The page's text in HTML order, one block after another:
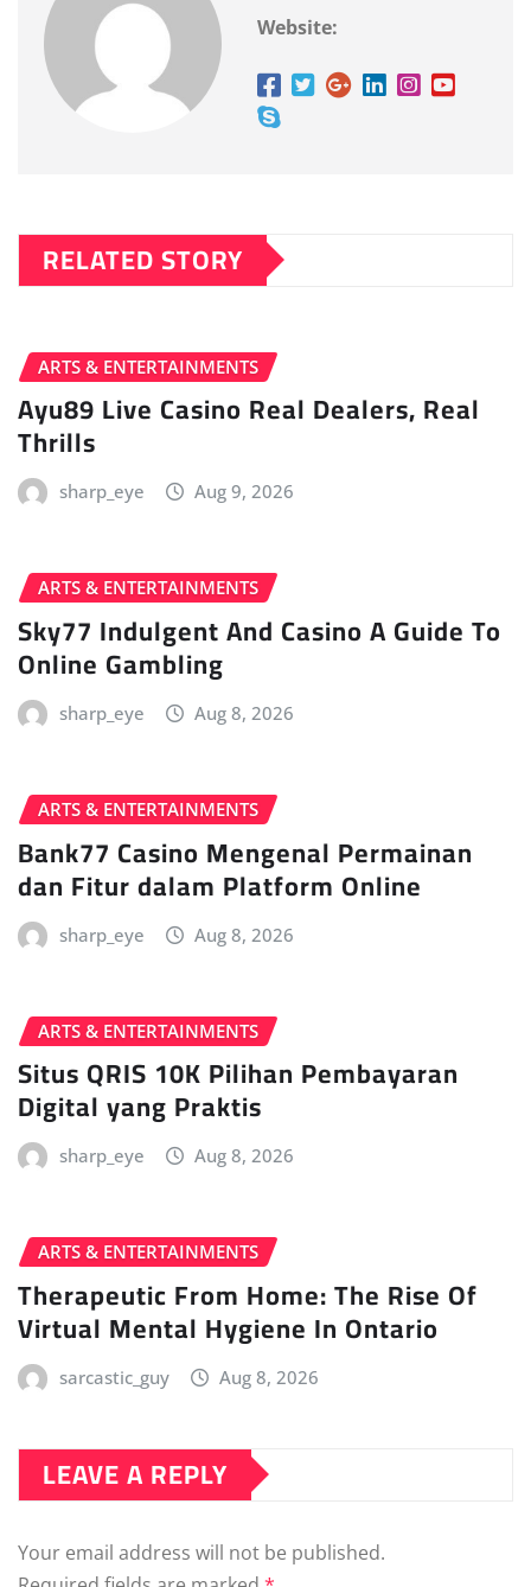
Website:
RELATED STORY
ARTS & ENTERTAINMENTS
Ayu89 Live Casino Real Dealers, Real
Thrills
sharp_eye Aug 9, 2026
ARTS & ENTERTAINMENTS
Sky77 Indulgent And Casino A Guide To
Online Gambling
sharp_eye Aug 8, 2026
ARTS & ENTERTAINMENTS
Bank77 Casino Mengenal Permainan
dan Fitur dalam Platform Online
sharp_eye Aug 8, 2026
ARTS & ENTERTAINMENTS
Situs QRIS 10K Pilihan Pembayaran
Digital yang Praktis
sharp_eye Aug 8, 2026
ARTS & ENTERTAINMENTS
Therapeutic From Home: The Rise Of
Virtual Mental Hygiene In Ontario
sarcastic_guy Aug 8, 2026
LEAVE A REPLY
Your email address will not be published.